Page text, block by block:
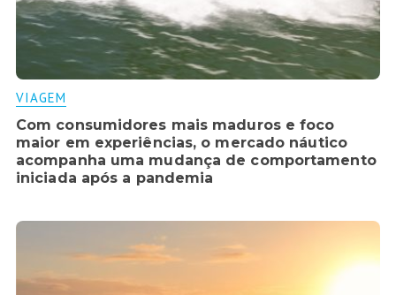
VIAGEM
Com consumidores mais maduros e foco
maior em experiências, o mercado náutico
acompanha uma mudança de comportamento
iniciada após a pandemia